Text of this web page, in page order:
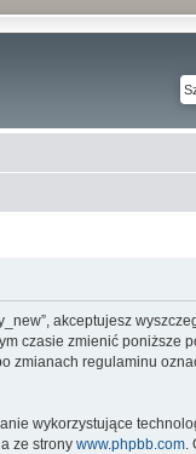
akceptujesz
czasie zmienić poniższe
zmianach regulaminu
wykorzystujące
ze strony www.phpbb.com.